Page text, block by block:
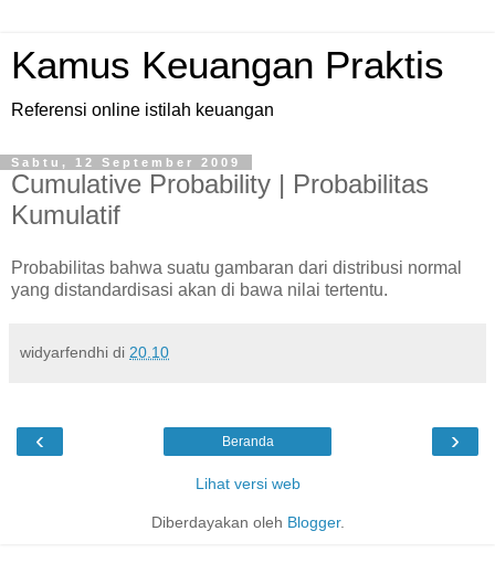
Kamus Keuangan Praktis
Referensi online istilah keuangan
Sabtu, 12 September 2009
Cumulative Probability | Probabilitas
Kumulatif
Probabilitas bahwa suatu gambaran dari distribusi normal
yang distandardisasi akan di bawa nilai tertentu.
widyarfendhi di 20.10
‹ ›
Beranda
Lihat versi web
Diberdayakan oleh Blogger.